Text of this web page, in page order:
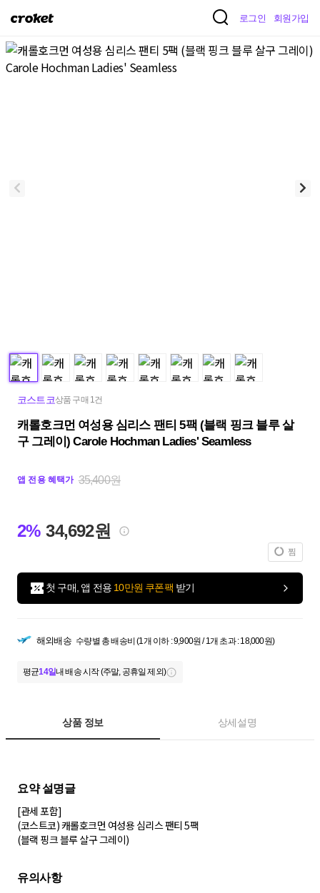
크
켓
로그인 회원가입
코스트코상품 구매 1건
캐롤호크먼 여성용 심리스 팬티 5팩 (블랙 핑크 블루 살
구 그레이) Carole Hochman Ladies' Seamless
앱 전용 혜택가 35,400원
2% 34,692원
찜
첫 구매, 앱 전용 10만원 쿠폰팩 받기
해외배송 수량별 총 배송비 (1개 이하 : 9,900원 / 1개 초과 : 18,000원)
평균14일내 배송 시작 (주말, 공휴일 제외)
상품 정보 상세설명
요약 설명글
[관세 포함]
(코스트코) 캐롤호크먼 여성용 심리스 팬티 5팩
(블랙 핑크 블루 살구 그레이)
유의사항